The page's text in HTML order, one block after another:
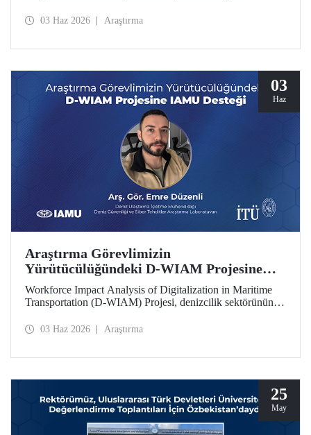
Avrupa desteği kazandı. Bu projeyle İTÜ ARC’nin hava
03 Haz 2026 Araştırma
03
Haz
Araştırma Görevlimizin
Yürütücülüğündeki D-WIAM Projesine
IAMU Desteği
Workforce Impact Analysis of Digitalization in Maritime
Transportation (D-WIAM) Projesi, denizcilik sektörünün
Uluslararası Denizcilik Üniversiteleri Birliği (IAMU)
araştırmacısı Emre Düzenli yürütecek.
03 Haz 2026 Araştırma
25
May